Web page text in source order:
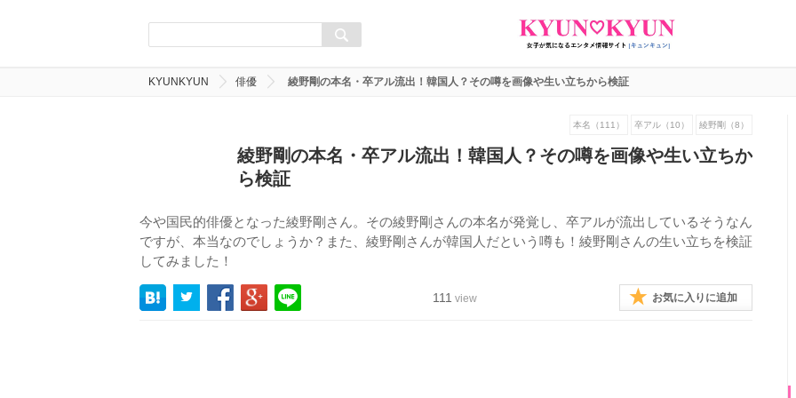
KYUNKYUN 俳優 綾野剛の本名・卒アル流出！韓国人？その噂を画像や生い立ちから検証
本名（111） 卒アル（10） 綾野剛（8）
綾野剛の本名・卒アル流出！韓国人？その噂を画像や生い立ちか
ら検証
今や国民的俳優となった綾野剛さん。その綾野剛さんの本名が発覚し、卒アルが流出しているそうなん
ですが、本当なのでしょうか？また、綾野剛さんが韓国人だという噂も！綾野剛さんの生い立ちを検証
してみました！
111 view お気に入りに追加